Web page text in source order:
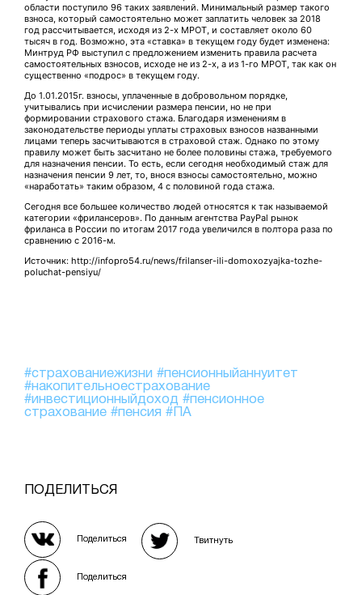
области поступило 96 таких заявлений. Минимальный размер такого
взноса, который самостоятельно может заплатить человек за 2018
год рассчитывается, исходя из 2-х МРОТ, и составляет около 60
тысяч в год. Возможно, эта «ставка» в текущем году будет изменена:
Минтруд РФ выступил с предложением изменить правила расчета
самостоятельных взносов, исходе не из 2-х, а из 1-го МРОТ, так как он
существенно «подрос» в текущем году.
До 1.01.2015г. взносы, уплаченные в добровольном порядке,
учитывались при исчислении размера пенсии, но не при
формировании страхового стажа. Благодаря изменениям в
законодательстве периоды уплаты страховых взносов названными
лицами теперь засчитываются в страховой стаж. Однако по этому
правилу может быть засчитано не более половины стажа, требуемого
для назначения пенсии. То есть, если сегодня необходимый стаж для
назначения пенсии 9 лет, то, внося взносы самостоятельно, можно
«наработать» таким образом, 4 с половиной года стажа.
Сегодня все большее количество людей относятся к так называемой
категории «фрилансеров». По данным агентства PayPal рынок
фриланса в России по итогам 2017 года увеличился в полтора раза по
сравнению с 2016-м.
Источник: http://infopro54.ru/news/frilanser-ili-domoxozyajka-tozhe-
poluchat-pensiyu/
#страхованиежизни #пенсионныйаннуитет
#накопительноестрахование
#инвестиционныйдоход #пенсионное
страхование #пенсия #ПА
ПОДЕЛИТЬСЯ
Поделиться Твитнуть
Поделиться